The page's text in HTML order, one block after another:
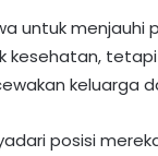
untuk menjauhi
kesehatan,
keluarga
posisi